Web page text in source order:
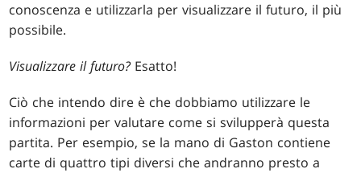
conoscenza e utilizzarla per visualizzare il futuro, il più
possibile.
Visualizzare il futuro?Esatto!
Ciò che intendo dire è che dobbiamo utilizzare le
informazioni per valutare come si svilupperà questa
partita. Per esempio, se la mano di Gaston contiene
carte di quattro tipi diversi che andranno presto a